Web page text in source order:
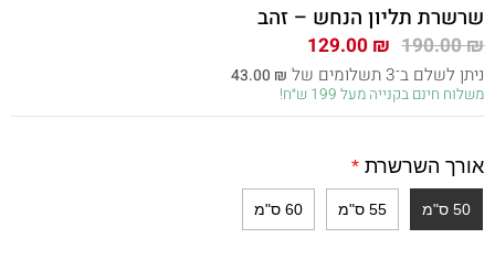
שרשרת תליון הנחש – זהב
190.00₪ המחיר
המקורי
היה:
190.00 ₪.
129.00₪ המחיר
הנוכחי
הוא:
129.00 ₪.
ניתן לשלם ב־3 תשלומים של 43.00₪
משלוח חינם בקנייה מעל 199 ש״ח!
אורך השרשרת*
50 ס"מ 55 ס"מ 60 ס"מ